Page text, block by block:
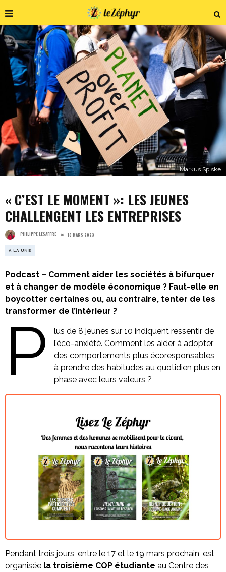
Markus Spiske
« C’EST LE MOMENT »: LES JEUNES
CHALLENGENT LES ENTREPRISES
PHILIPPE LESAFFRE 13 MARS 2023
A LA UNE
Podcast – Comment aider les sociétés à bifurquer
et à changer de modèle économique ? Faut-elle en
boycotter certaines ou, au contraire, tenter de les
transformer de l’intérieur ?
P
lus de 8 jeunes sur 10 indiquent ressentir de
l’éco-anxiété. Comment les aider à adopter
des comportements plus écoresponsables,
à prendre des habitudes au quotidien plus en
phase avec leurs valeurs ?
Pendant trois jours, entre le 17 et le 19 mars prochain, est
organisée la troisième COP étudiante au Centre des